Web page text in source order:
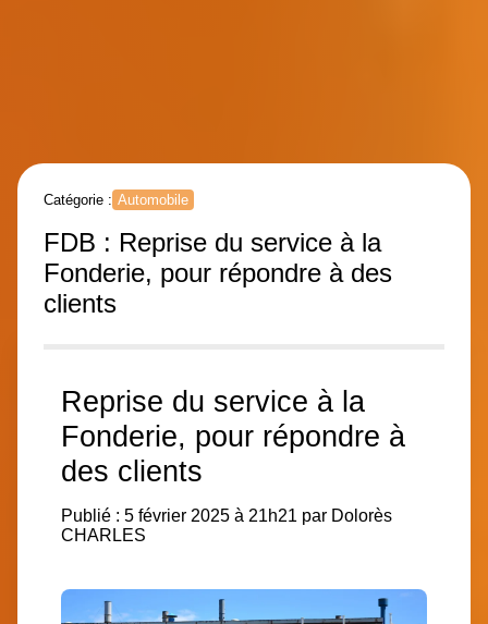
Catégorie : Automobile
FDB : Reprise du service à la
Fonderie, pour répondre à des
clients
Reprise du service à la
Fonderie, pour répondre à
des clients
Publié : 5 février 2025 à 21h21 par Dolorès
CHARLES